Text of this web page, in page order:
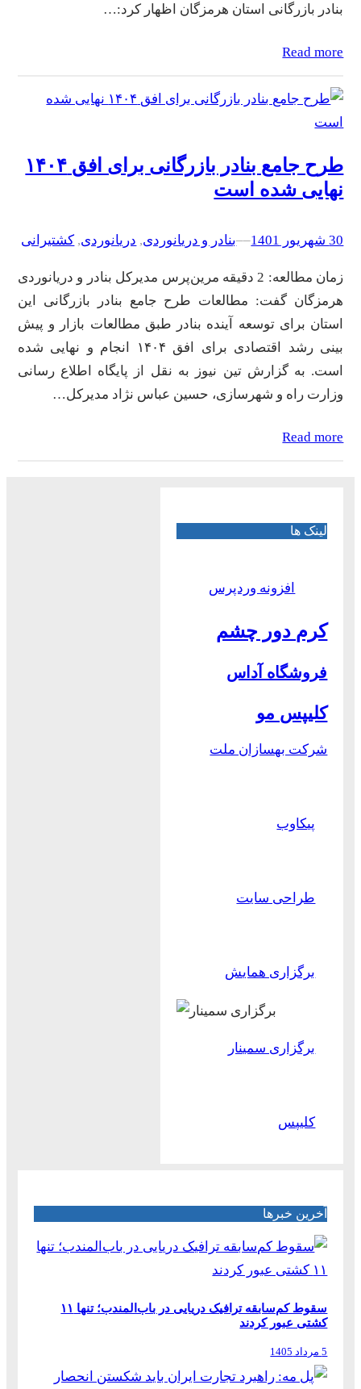
بنادر بازرگانی استان هرمزگان اظهار کرد:…
Read more
طرح جامع بنادر بازرگانی برای افق ۱۴۰۴
نهایی شده است
30 شهریور 1401 –
–بنادر و دریانوردی, دریانوردی, کشتیرانی
زمان مطالعه: 2 دقیقه مرین‌پرس مدیرکل بنادر و دریانوردی
هرمزگان گفت: مطالعات طرح جامع بنادر بازرگانی این
استان برای توسعه آینده بنادر طبق مطالعات بازار و پیش
بینی رشد اقتصادی برای افق ۱۴۰۴ انجام و نهایی شده
است. به گزارش تین نیوز به نقل از پایگاه اطلاع رسانی
وزارت راه و شهرسازی، حسین عباس نژاد مدیرکل…
Read more
لینک ها
افزونه وردپرس
کرم دور چشم
فروشگاه آداس
کلیپس مو
شرکت بهسازان ملت
پیکاوب
طراحی سایت
برگزاری همایش
برگزاری سمینار
کلیپس
آخرین خبرها
سقوط کم‌سابقه ترافیک دریایی در باب‌المندب؛ تنها ۱۱
کشتی عبور کردند
5 مرداد 1405